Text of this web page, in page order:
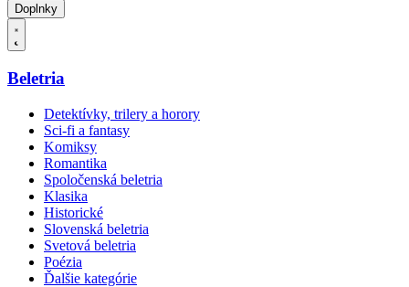
Doplnky
Beletria
Detektívky, trilery a horory
Sci-fi a fantasy
Komiksy
Romantika
Spoločenská beletria
Klasika
Historické
Slovenská beletria
Svetová beletria
Poézia
Ďalšie kategórie